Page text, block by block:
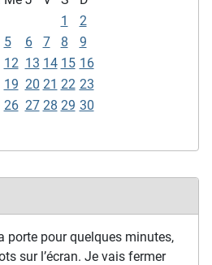
porte pour quelques minutes,
sur l’écran. Je vais fermer
1
2
5 6 7 8
9
12 13 14 15 16
19 20 21 22 23
26 27 28 29 30